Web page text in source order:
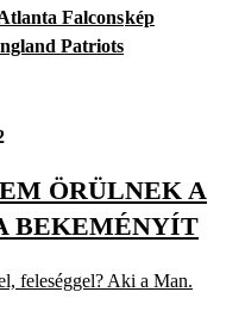
Falconskép
Patriots
ÖRÜLNEK A
BEKEMÉNYÍT
feleséggel? Aki a Man.